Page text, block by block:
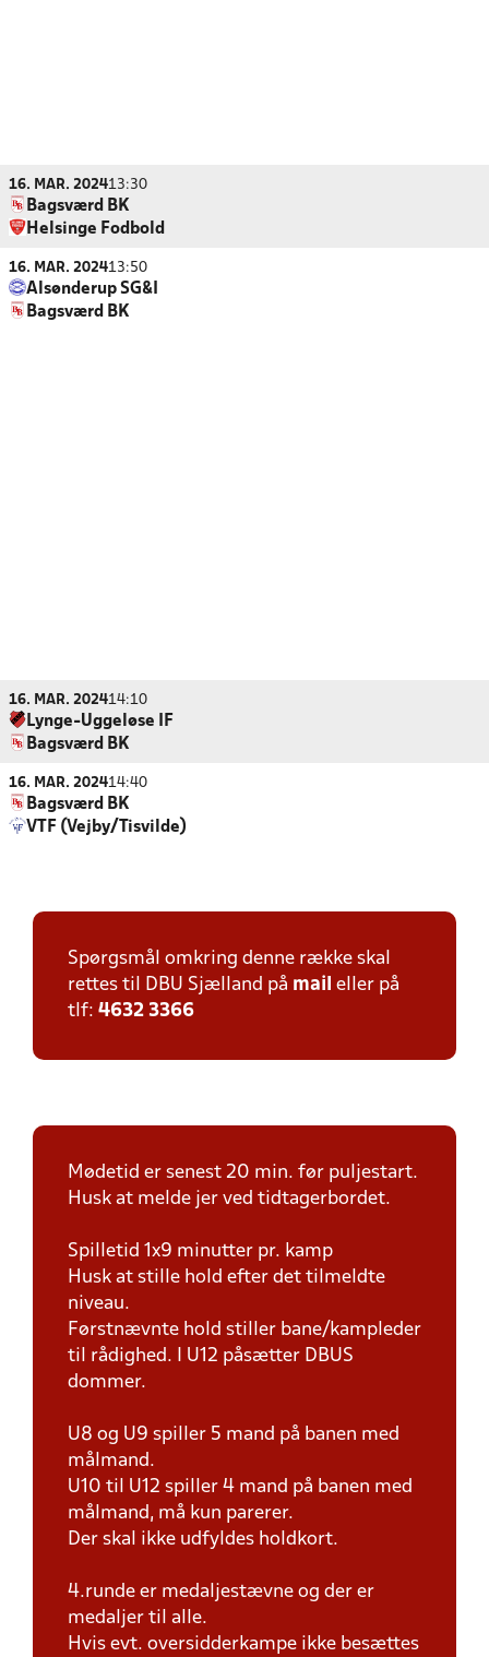
16. MAR. 202413:30
Bagsværd BK
Helsinge Fodbold
16. MAR. 202413:50
Alsønderup SG&I
Bagsværd BK
16. MAR. 202414:10
Lynge-Uggeløse IF
Bagsværd BK
16. MAR. 202414:40
Bagsværd BK
VTF (Vejby/Tisvilde)
Spørgsmål omkring denne række skal
rettes til DBU Sjælland på mail eller på
tlf: 4632 3366
Mødetid er senest 20 min. før puljestart.
Husk at melde jer ved tidtagerbordet.
Spilletid 1x9 minutter pr. kamp
Husk at stille hold efter det tilmeldte
niveau.
Førstnævnte hold stiller bane/kampleder
til rådighed. I U12 påsætter DBUS
dommer.
U8 og U9 spiller 5 mand på banen med
målmand.
U10 til U12 spiller 4 mand på banen med
målmand, må kun parerer.
Der skal ikke udfyldes holdkort.
4.runde er medaljestævne og der er
medaljer til alle.
Hvis evt. oversidderkampe ikke besættes